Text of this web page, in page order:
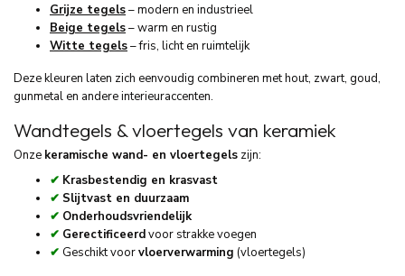
Grijze tegels– modern en industrieel
Beige tegels– warm en rustig
Witte tegels– fris, licht en ruimtelijk
Deze kleuren laten zich eenvoudig combineren met hout, zwart, goud,
gunmetal en andere interieuraccenten.
Wandtegels & vloertegels van keramiek
Onze keramische wand- en vloertegels zijn:
✔ Krasbestendig en krasvast
✔ Slijtvast en duurzaam
✔ Onderhoudsvriendelijk
✔ Gerectificeerdvoor strakke voegen
✔ Geschikt voorvloerverwarming (vloertegels)